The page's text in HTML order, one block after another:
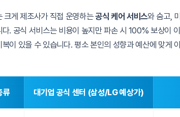
크게 제조사가 직접 운영하는공식 케어 서비스와 숨고,
다. 공식 서비스는 비용이 높지만 파손 시 100% 보상이
이 있을 수 있습니다. 평소 본인의 성향과 예산에 맞게
류 대기업 공식 센터 (삼성/LG 예상가)